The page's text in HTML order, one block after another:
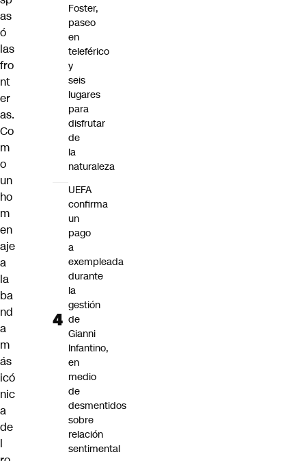
as
ó
las
fro
nt
er
as.
Co
m
o
un
ho
m
en
aje
a
la
ba
nd
a
m
ás
icó
nic
a
de
l
Foster,
paseo
en
teleférico
y
seis
lugares
para
disfrutar
de
la
naturaleza
UEFA
confirma
un
pago
a
exempleada
durante
la
gestión
de
Gianni
Infantino,
en
medio
de
desmentidos
sobre
relación
sentimental